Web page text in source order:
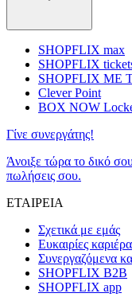
SHOPFLIX max
SHOPFLIX
SHOPFLIX ΜΕ
Clever Point
BOX NOW
Γίνε συνεργάτης!
Άνοιξε τώρα το δικό
πωλήσεις σου.
ΕΤΑΙΡΕΙΑ
Σχετικά με εμάς
Ευκαιρίες
Συνεργαζόμενα
SHOPFLIX B2B
SHOPFLIX app